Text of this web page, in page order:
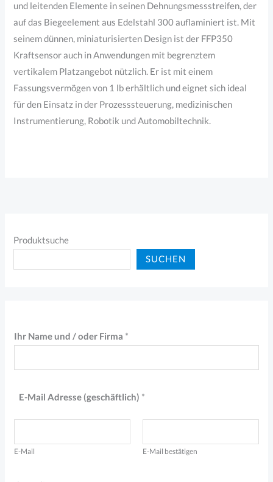
und leitenden Elemente in seinen Dehnungsmessstreifen, der
auf das Biegeelement aus Edelstahl 300 auflaminiert ist. Mit
seinem dünnen, miniaturisierten Design ist der FFP350
Kraftsensor auch in Anwendungen mit begrenztem
vertikalem Platzangebot nützlich. Er ist mit einem
Fassungsvermögen von 1 lb erhältlich und eignet sich ideal
für den Einsatz in der Prozesssteuerung, medizinischen
Instrumentierung, Robotik und Automobiltechnik.
Produktsuche
SUCHEN
Ihr Name und / oder Firma *
E-Mail Adresse (geschäftlich) *
E-Mail E-Mail bestätigen